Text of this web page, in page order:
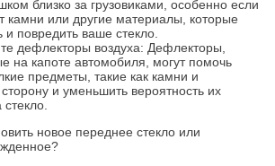
близко за грузовиками, особенно если
камни или другие материалы, которые
и повредить ваше стекло.
дефлекторы воздуха: Дефлекторы,
на капоте автомобиля, могут помочь
предметы, такие как камни и
и уменьшить вероятность их
новое переднее стекло или